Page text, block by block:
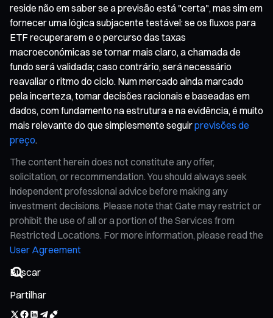
reside não em saber se a previsão está "certa", mas sim em
fornecer uma lógica subjacente testável: se os fluxos para
ETF recuperarem e o percurso das taxas
macroeconómicas se tornar mais claro, a chamada de
fundo será validada; caso contrário, será necessário
reavaliar o ritmo do ciclo. Num mercado ainda marcado
pela incerteza, tomar decisões racionais e baseadas em
dados, com fundamento na estrutura e na evidência, é muito
mais relevante do que simplesmente seguirprevisões de
preço.
The content herein does not constitute any offer,
solicitation, or recommendation. You should always seek
independent professional advice before making any
investment decisions. Please note that Gate may restrict or
prohibit the use of all or a portion of the Services from
Restricted Locations. For more information, please read the
User Agreement
Partilhar